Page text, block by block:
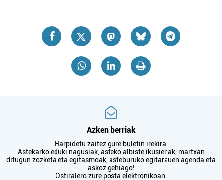
Azken berriak
Harpidetu zaitez gure buletin irekira!
Astekarko eduki nagusiak, asteko albiste ikusienak, martxan
ditugun zozketa eta egitasmoak, asteburuko egitarauen agenda eta
askoz gehiago!
Ostiralero zure posta elektronikoan.